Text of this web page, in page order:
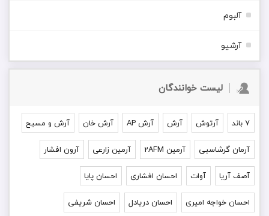
آلبوم
آرشیو
لیست خوانندگان
۷ باند آرتوش آرش آرش AP آرش خان آرش و مسیح
آرمان گرشاسبی آرمین 2AFM آرمین زارعی آرون افشار
آصف آریا آوات احسان افشاری احسان پایا
احسان خواجه امیری احسان دریادل احسان شریفی